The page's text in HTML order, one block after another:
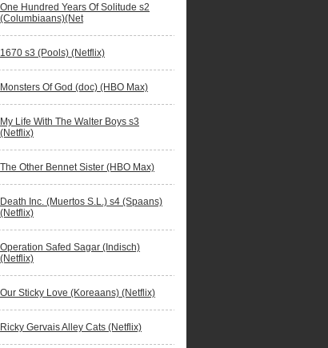
One Hundred Years Of Solitude s2
(Columbiaans)(Net
1670 s3 (Pools) (Netflix)
Monsters Of God (doc) (HBO Max)
My Life With The Walter Boys s3
(Netflix)
The Other Bennet Sister (HBO Max)
Death Inc. (Muertos S.L.) s4 (Spaans)
(Netflix)
Operation Safed Sagar (Indisch)
(Netflix)
Our Sticky Love (Koreaans) (Netflix)
Ricky Gervais Alley Cats (Netflix)